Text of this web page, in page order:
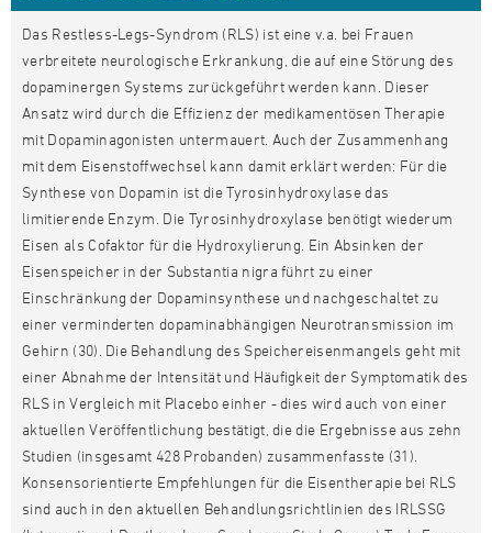
Das Restless-Legs-Syndrom (RLS) ist eine v.a. bei Frauen
verbreitete neurologische Erkrankung, die auf eine Störung des
dopaminergen Systems zurückgeführt werden kann. Dieser
Ansatz wird durch die Effizienz der medikamentösen Therapie
mit Dopaminagonisten untermauert. Auch der Zusammenhang
mit dem Eisenstoffwechsel kann damit erklärt werden: Für die
Synthese von Dopamin ist die Tyrosinhydroxylase das
limitierende Enzym. Die Tyrosinhydroxylase benötigt wiederum
Eisen als Cofaktor für die Hydroxylierung. Ein Absinken der
Eisenspeicher in der Substantia nigra führt zu einer
Einschränkung der Dopaminsynthese und nachgeschaltet zu
einer verminderten dopaminabhängigen Neurotransmission im
Gehirn (30). Die Behandlung des Speichereisenmangels geht mit
einer Abnahme der Intensität und Häufigkeit der Symptomatik des
RLS in Vergleich mit Placebo einher - dies wird auch von einer
aktuellen Veröffentlichung bestätigt, die die Ergebnisse aus zehn
Studien (insgesamt 428 Probanden) zusammenfasste (31).
Konsensorientierte Empfehlungen für die Eisentherapie bei RLS
sind auch in den aktuellen Behandlungsrichtlinien des IRLSSG